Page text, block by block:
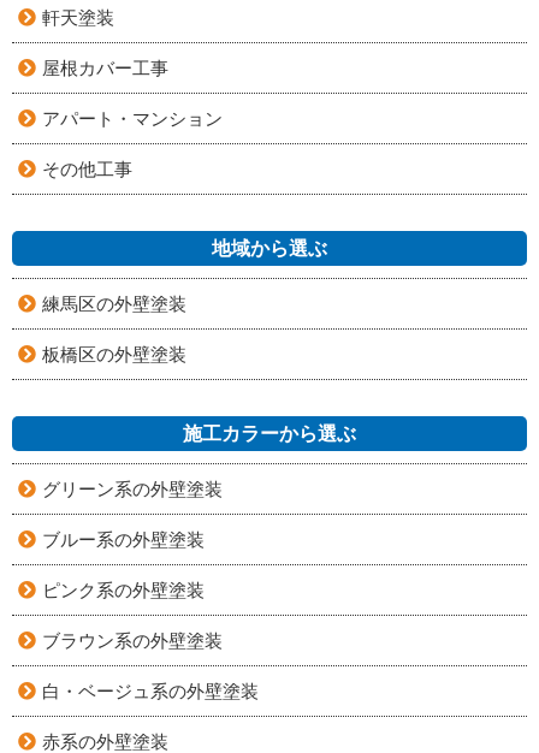
軒天塗装
屋根カバー工事
アパート・マンション
その他工事
地域から選ぶ
練馬区の外壁塗装
板橋区の外壁塗装
施工カラーから選ぶ
グリーン系の外壁塗装
ブルー系の外壁塗装
ピンク系の外壁塗装
ブラウン系の外壁塗装
白・ベージュ系の外壁塗装
赤系の外壁塗装